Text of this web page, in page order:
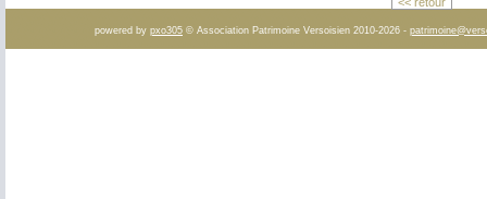
powered by pxo305 © Association Patrimoine Versoisien 2010-2026 -